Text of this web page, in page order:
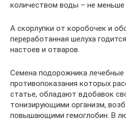
количеством воды – не меньше
А скорлупки от коробочек и
переработанная шелуха
настоев и отваров.
Семена подорожника лечебные
противопоказания которых
статье, обладают вдобавок
тонизирующими организм,
повышающими гемоглобин. В